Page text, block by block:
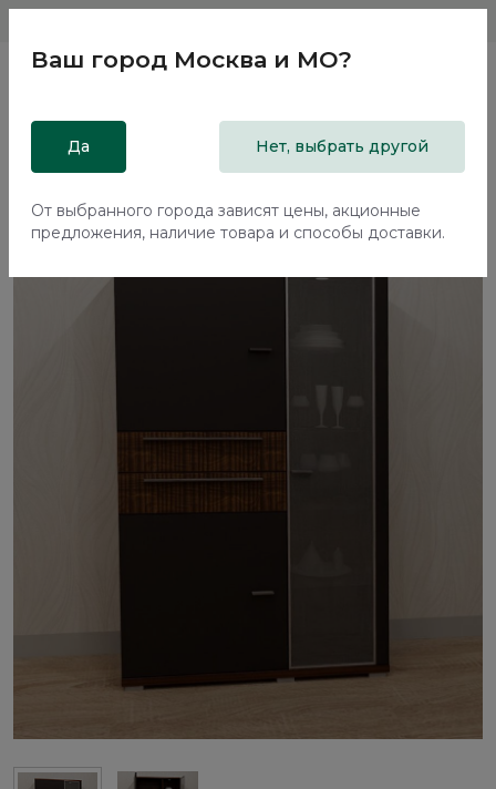
Главная
Распродажа из салонов
Шкаф-витрина Савона / Savona
-80%
Ваш город Москва и МО?
Да Нет, выбрать другой
От выбранного города зависят цены, акционные
предложения, наличие товара и способы доставки.